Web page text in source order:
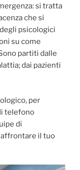
si tratta
che si
psicologici
su come
partiti dalle
dai pazienti
per
telefono
di
il tuo